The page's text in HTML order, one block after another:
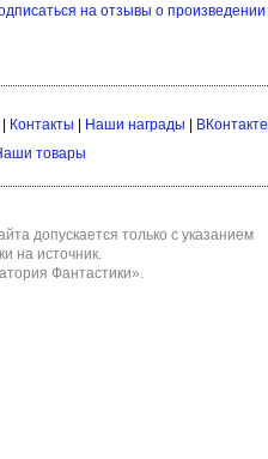
на отзывы о произведении
Контакты Наши награды
ВКонтакте
товары
допускается только с указанием
на источник.
Фантастики».